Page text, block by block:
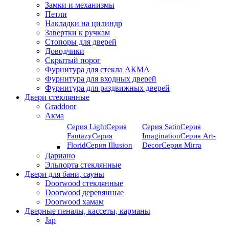
Замки и механизмы
Петли
Накладки на цилиндр
Завертки к ручкам
Стопоры для дверей
Доводчики
Скрытый порог
Фурнитура для стекла АКМА
Фурнитура для входных дверей
Фурнитура для раздвижных дверей
Двери стеклянные
Graddoor
Акма
Серия LightСерия
FantazyСерия
FloridСерия Illusion
Серия SatinСерия
ImaginationСерия Art-
DeсorСерия Mirra
Дариано
Эльпорта стеклянные
Двери для бани, сауны
Doorwood стеклянные
Doorwood деревянные
Doorwood хамам
Дверные пеналы, кассеты, карманы
Jap